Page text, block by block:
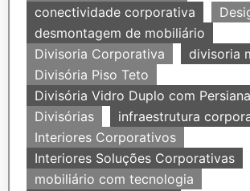
conectividade corporativa
desmontagem de mobiliário
Divisoria Corporativa
divisoria
Divisória Piso Teto
Divisória Vidro Duplo com
Divisórias
infraestrutura
Interiores Corporativos
Interiores Soluções Corporativas
mobiliário com tecnologia